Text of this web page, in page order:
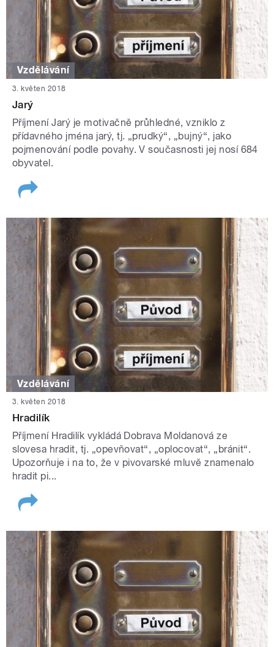
Vzdělávání
3. květen 2018
Jarý
Příjmení Jarý je motivačně průhledné, vzniklo z
přídavného jména jarý, tj. „prudký“, „bujný“, jako
pojmenování podle povahy. V současnosti jej nosí 684
obyvatel.
Vzdělávání
3. květen 2018
Hradilík
Příjmení Hradilík vykládá Dobrava Moldanová ze
slovesa hradit, tj. „opevňovat“, „oplocovat“, „bránit“.
Upozorňuje i na to, že v pivovarské mluvě znamenalo
hradit pi...